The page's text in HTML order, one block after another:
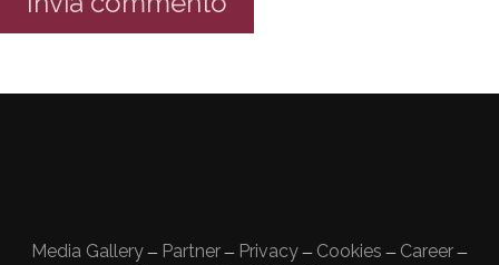
Media Gallery — Partner — Privacy — Cookies — Career —